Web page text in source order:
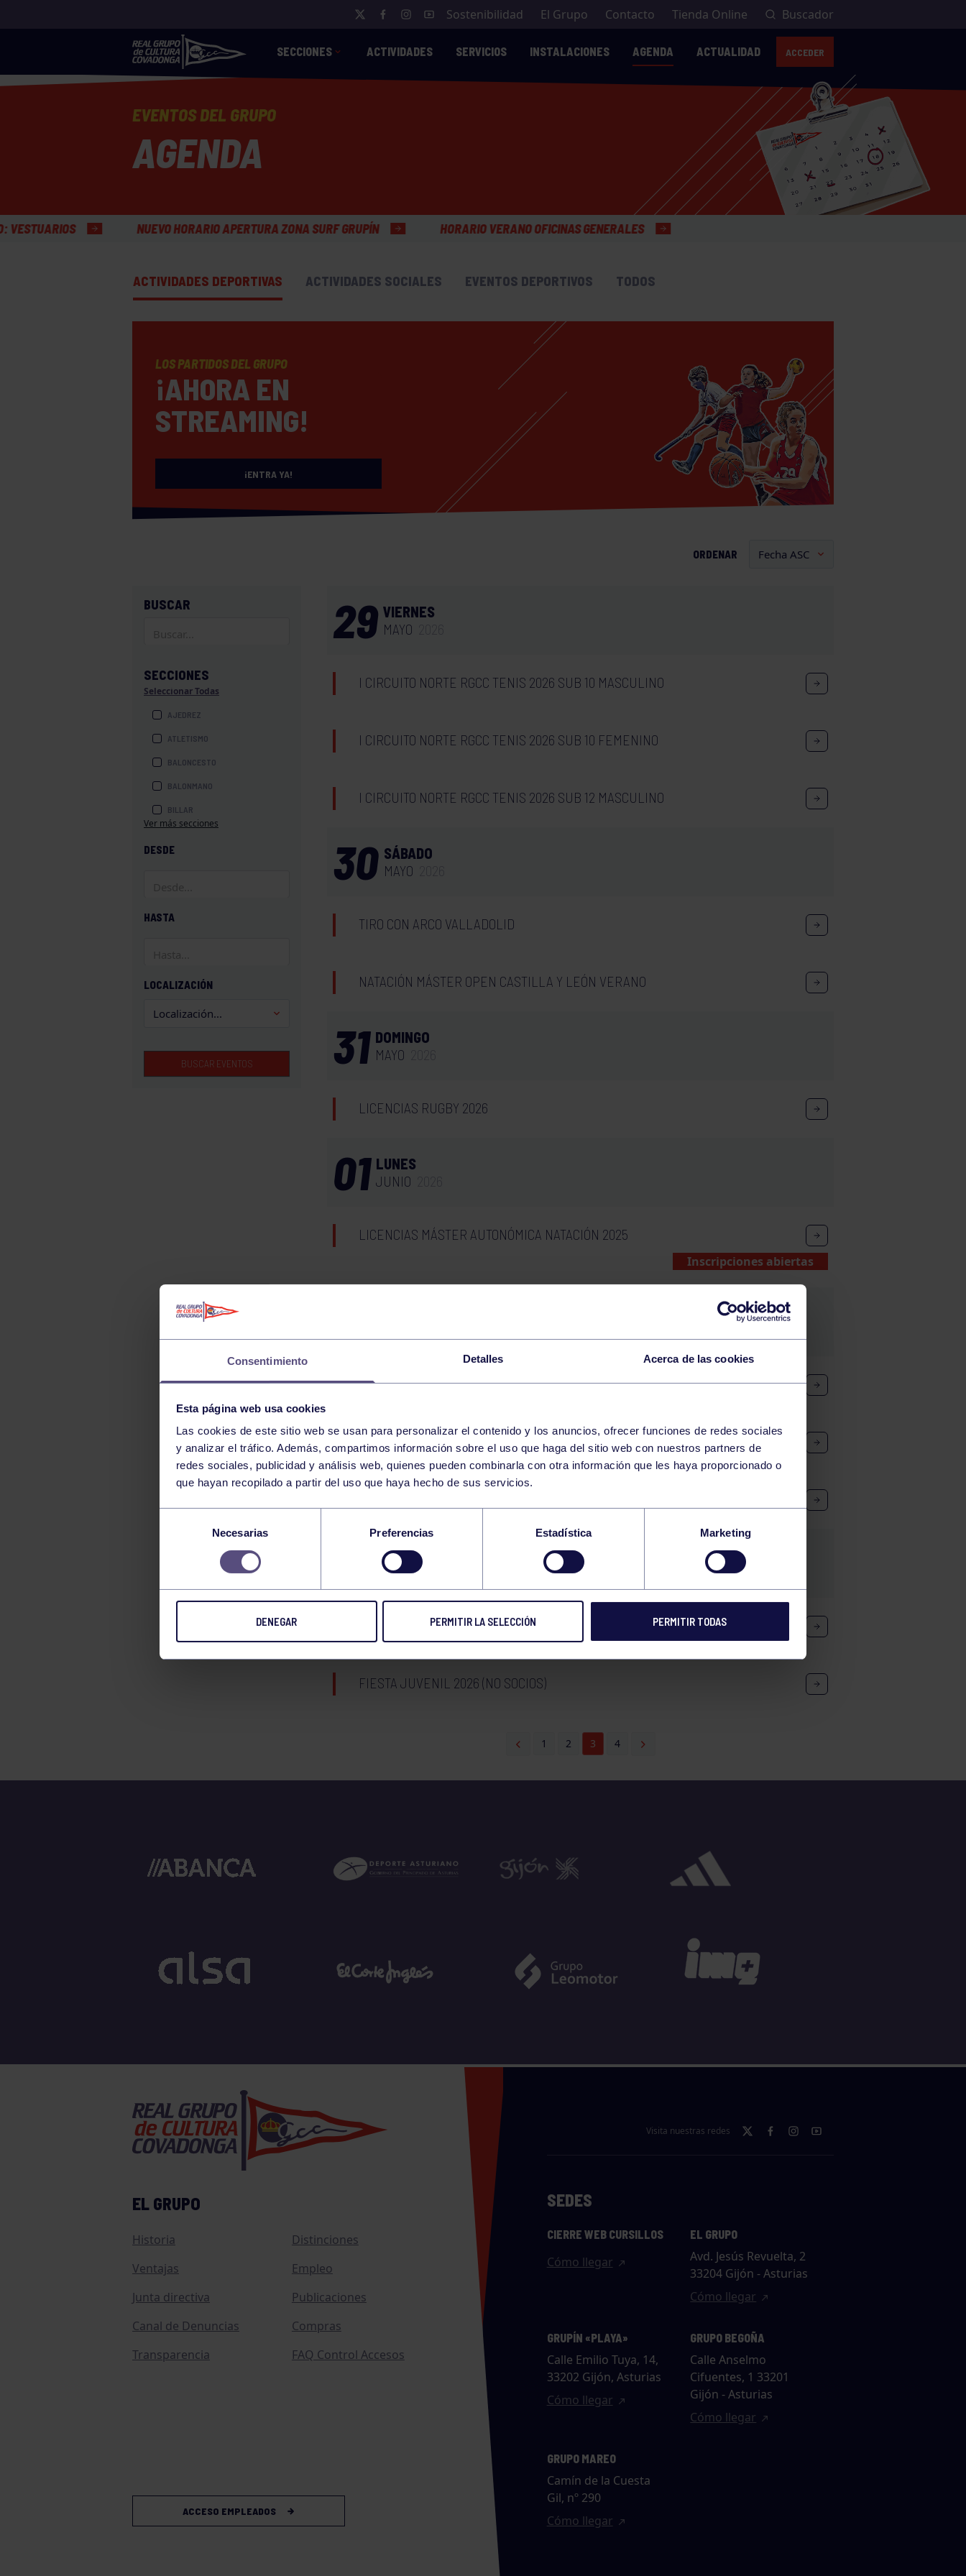
Consentimiento Detalles Acerca de las cookies
Esta página web usa cookies
Las cookies de este sitio web se usan para personalizar el contenido y los anuncios, ofrecer funciones de redes sociales
y analizar el tráfico. Además, compartimos información sobre el uso que haga del sitio web con nuestros partners de
redes sociales, publicidad y análisis web, quienes pueden combinarla con otra información que les haya proporcionado o
que hayan recopilado a partir del uso que haya hecho de sus servicios.
consentimiento
Necesarias Preferencias Estadística Marketing
DENEGAR PERMITIR LA SELECCIÓN PERMITIR TODAS
Sostenibilidad El Grupo Contacto Tienda Online Buscador
SECCIONES ACTIVIDADES SERVICIOS INSTALACIONES AGENDA ACTUALIDAD ACCEDER
EVENTOS DEL GRUPO
AGENDA
NUEVO HORARIO APERTURA ZONA SURF GRUPÍN HORARIO VERANO OFICINAS GENERALES
ACTIVIDADES DEPORTIVAS ACTIVIDADES SOCIALES EVENTOS DEPORTIVOS TODOS
LOS PARTIDOS DEL GRUPO
¡AHORA EN
STREAMING!
¡ENTRA YA!
ORDENAR
BUSCAR
SECCIONES
Seleccionar Todas
AJEDREZ
ATLETISMO
BALONCESTO
BALONMANO
BILLAR
BOXEO
KÁRATE
SURF
TENIS
VOLEIBOL
Ver más secciones
DESDE
HASTA
LOCALIZACIÓN
BUSCAR EVENTOS
29 VIERNES
MAYO
I CIRCUITO NORTE RGCC TENIS 2026 SUB 10 MASCULINO
I CIRCUITO NORTE RGCC TENIS 2026 SUB 10 FEMENINO
I CIRCUITO NORTE RGCC TENIS 2026 SUB 12 MASCULINO
30 SÁBADO
MAYO
TIRO CON ARCO VALLADOLID
NATACIÓN MÁSTER OPEN CASTILLA Y LEÓN VERANO
31 DOMINGO
MAYO
LICENCIAS RUGBY 2026
01 LUNES
JUNIO
LICENCIAS MÁSTER AUTONÓMICA NATACIÓN 2025
Inscripciones abiertas
CENA LIGA ATG TENIS 25/26 VIERNES 5/06
TORNEO SAN ISIDRO INFANTILES HOCKEY
SÁBADO
JUNIO
FIESTA JUVENIL 2026
FIESTA JUVENIL 2026 (NO SOCIOS)
1 2 3 4
EL GRUPO
Historia
Distinciones
Ventajas
Empleo
Junta directiva
Publicaciones
Canal de Denuncias
Compras
Transparencia
FAQ Control Accesos
ACCESO EMPLEADOS
Visita nuestras redes
SEDES
CIERRE WEB CURSILLOS
Cómo llegar
EL GRUPO
Avd. Jesús Revuelta, 2
33204 Gijón - Asturias
Cómo llegar
GRUPÍN «PLAYA»
Calle Emilio Tuya, 14,
33202 Gijón, Asturias
Cómo llegar
GRUPO BEGOÑA
Calle Anselmo
Cifuentes, 1 33201
Gijón - Asturias
Cómo llegar
GRUPO MAREO
Camín de la Cuesta
Gil, nº 290
Cómo llegar